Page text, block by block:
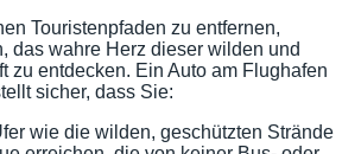
Touristenpfaden zu entfernen,
das wahre Herz dieser wilden und
zu entdecken. Ein Auto am Flughafen
sicher, dass Sie:
wie die wilden, geschützten Strände